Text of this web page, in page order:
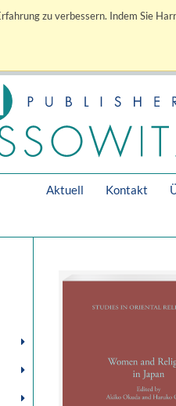
zu verbessern. Indem Sie
Aktuell Kontakt